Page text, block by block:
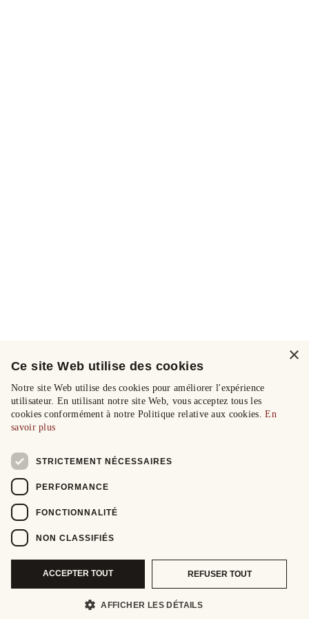
×
Ce site Web utilise des cookies
Notre site Web utilise des cookies pour améliorer l'expérience
utilisateur. En utilisant notre site Web, vous acceptez tous les
cookies conformément à notre Politique relative aux cookies.En
savoir plus
STRICTEMENT NÉCESSAIRES
PERFORMANCE
FONCTIONNALITÉ
NON CLASSIFIÉS
ACCEPTER TOUT REFUSER TOUT
AFFICHER LES DÉTAILS